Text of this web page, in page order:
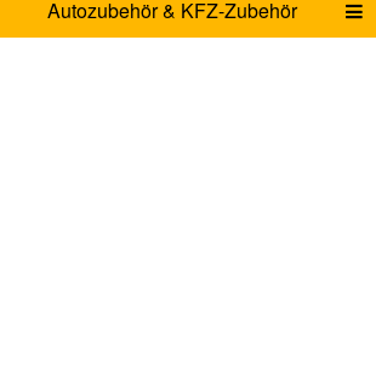
Autozubehör & KFZ-Zubehör